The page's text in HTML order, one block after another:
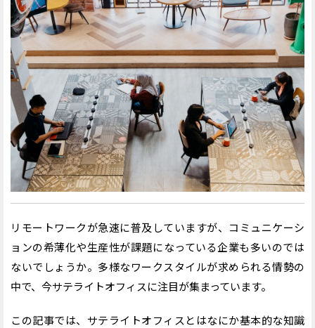
リモートワークが急速に普及していますが、コミュニケーシ
ョンの希薄化や生産性が課題になっている企業も多いのでは
ないでしょうか。多様なワークスタイルが求められる情勢の
中で、今サテライトオフィスに注目が集まっています。
この記事では、サテライトオフィスとはなにか基本的な知識